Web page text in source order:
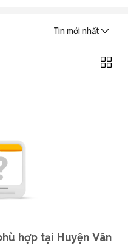
Tin mới nhất
hợp tại Huyện Vân